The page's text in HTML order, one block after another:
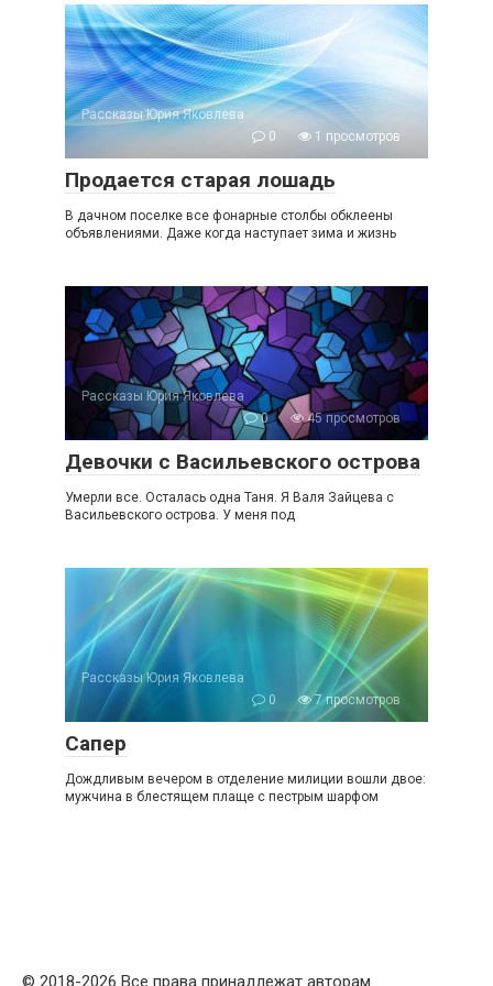
Рассказы Юрия Яковлева
0
1 просмотров
Продается старая лошадь
В дачном поселке все фонарные столбы обклеены
объявлениями. Даже когда наступает зима и жизнь
Рассказы Юрия Яковлева
0
45 просмотров
Девочки с Васильевского острова
Умерли все. Осталась одна Таня. Я Валя Зайцева с
Васильевского острова. У меня под
Рассказы Юрия Яковлева
0
7 просмотров
Сапер
Дождливым вечером в отделение милиции вошли двое:
мужчина в блестящем плаще с пестрым шарфом
© 2018-2026 Все права принадлежат авторам.